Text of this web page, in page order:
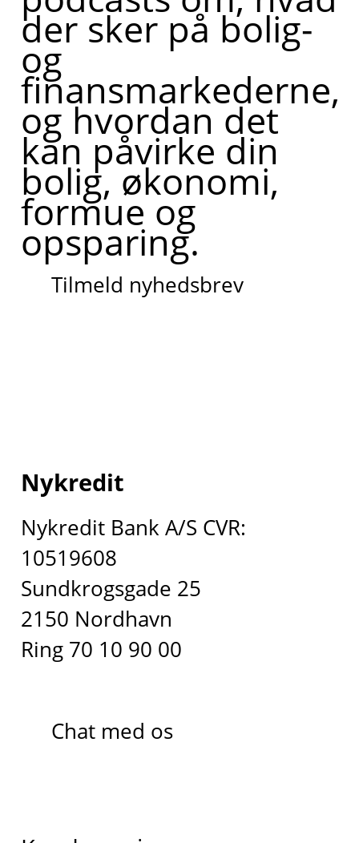
der sker på bolig-
og
finansmarkederne,
og hvordan det
kan påvirke din
bolig, økonomi,
formue og
opsparing.
Tilmeld nyhedsbrev
Nykredit
Nykredit Bank A/S CVR:
10519608
Sundkrogsgade 25
2150 Nordhavn
Ring 70 10 90 00
Chat med os